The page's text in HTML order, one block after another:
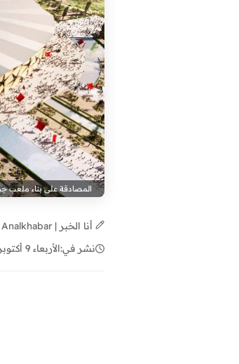
المصادقة على بناء ملعب
أنا الخبر | Analkhabar
نشر في:الأربعاء 9 أكتوبر 2024 - 14:28